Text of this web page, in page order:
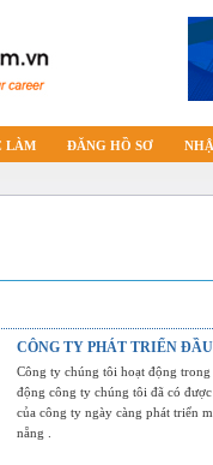
LÀM ĐĂNG HỒ SƠ
CÔNG TY PHÁT TRIỂN
Công ty chúng tôi hoạt động
động công ty chúng tôi đã có
của công ty ngày càng phát triển
nẵng .